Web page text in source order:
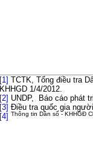
[1] TCTK, Tổng điều tra
KHHGD 1/4/2012.
[2] UNDP, Báo cáo phát
[3] Điều tra quốc gia
[4] Thông tin Dân số - KHHGĐ